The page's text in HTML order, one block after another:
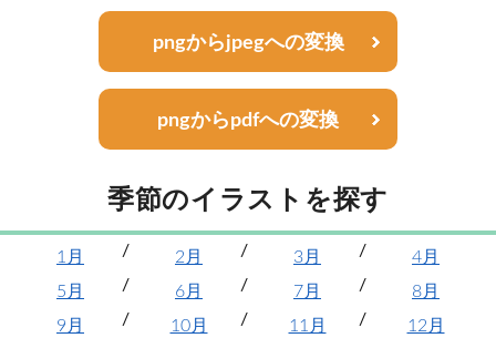
pngからjpegへの変換
pngからpdfへの変換
季節のイラストを探す
1月 2月 3月
4月
5月
6月 7月
8月
9月
10月 11月
12月